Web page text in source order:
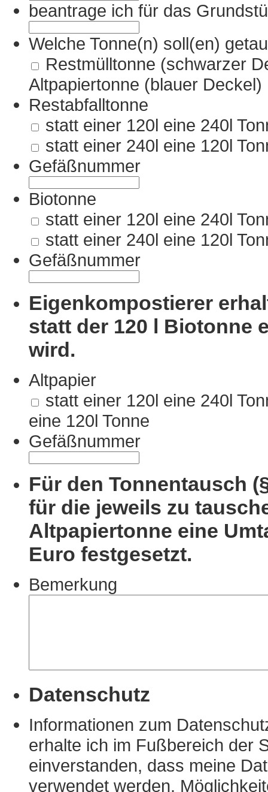
beantrage ich für das
Welche Tonne(n) soll(en)
Restmülltonne (schwarzer
Altpapiertonne (blauer Deckel)
Restabfalltonne
statt einer 120l eine 240l
statt einer 240l eine 120l
Gefäßnummer
Biotonne
statt einer 120l eine 240l
statt einer 240l eine 120l
Gefäßnummer
Eigenkompostierer
statt der 120 l Biotonne
wird.
Altpapier
statt einer 120l eine 240l
eine 120l Tonne
Gefäßnummer
Für den Tonnentausch
für die jeweils zu
Altpapiertonne eine
Euro festgesetzt.
Bemerkung
Datenschutz
Informationen zum
erhalte ich im Fußbereich der
einverstanden, dass meine
verwendet werden.